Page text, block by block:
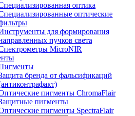
оптика
оптические
для формирования
пучков света
MicroNIR
бренда от фальсификаций
пигменты ChromaFlair
пигменты
пигменты SpectraFlair